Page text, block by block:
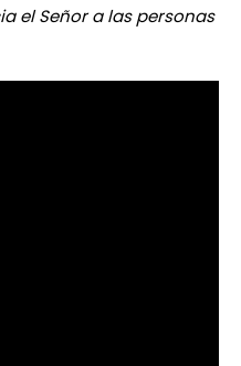
el Señor a las personas